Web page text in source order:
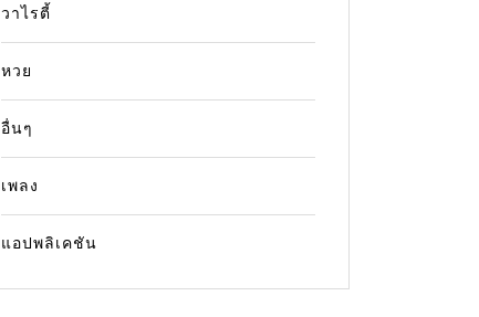
วาไรตี้
หวย
อื่นๆ
เพลง
แอปพลิเคชัน